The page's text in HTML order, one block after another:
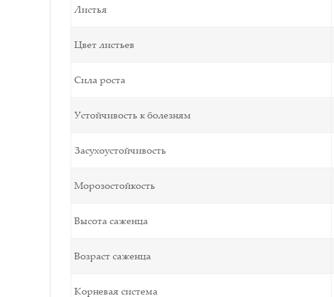
Листья
Цвет листьев
Сила роста
Устойчивость к болезням
Засухоустойчивость
Морозостойкость
Высота саженца
Возраст саженца
Корневая система